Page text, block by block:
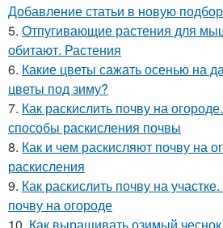
Добавление статьи в новую
5. Отпугивающие растения для
обитают. Растения
6. Какие цветы сажать осенью на
цветы под зиму?
7. Как раскислить почву на
способы раскисления почвы
8. Как и чем раскисляют почву на
раскисления
9. Как раскислить почву на
почву на огороде